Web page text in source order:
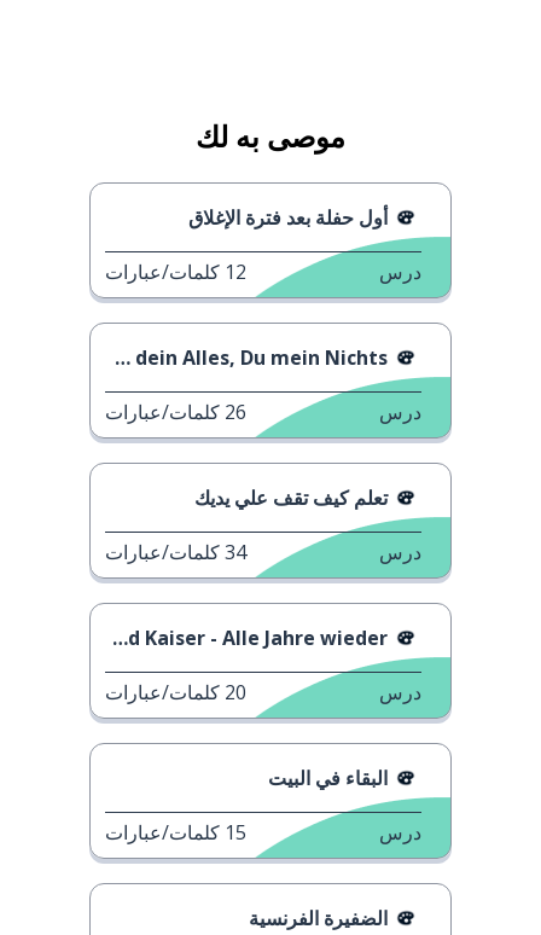
موصى به لك
أول حفلة بعد فترة الإغلاق
درس 12 كلمات/عبارات
Marie Bothmer - Ich dein Alles, Du mein Nichts
درس 26 كلمات/عبارات
تعلم كيف تقف علي يديك
درس 34كلمات/عبارات
Roland Kaiser - Alle Jahre wieder
درس 20 كلمات/عبارات
البقاء في البيت
درس 15 كلمات/عبارات
الضفيرة الفرنسية